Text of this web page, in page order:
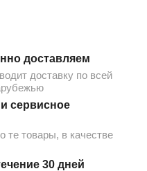
доставляем
доставку по всей
и сервисное
те товары, в качестве
30 дней